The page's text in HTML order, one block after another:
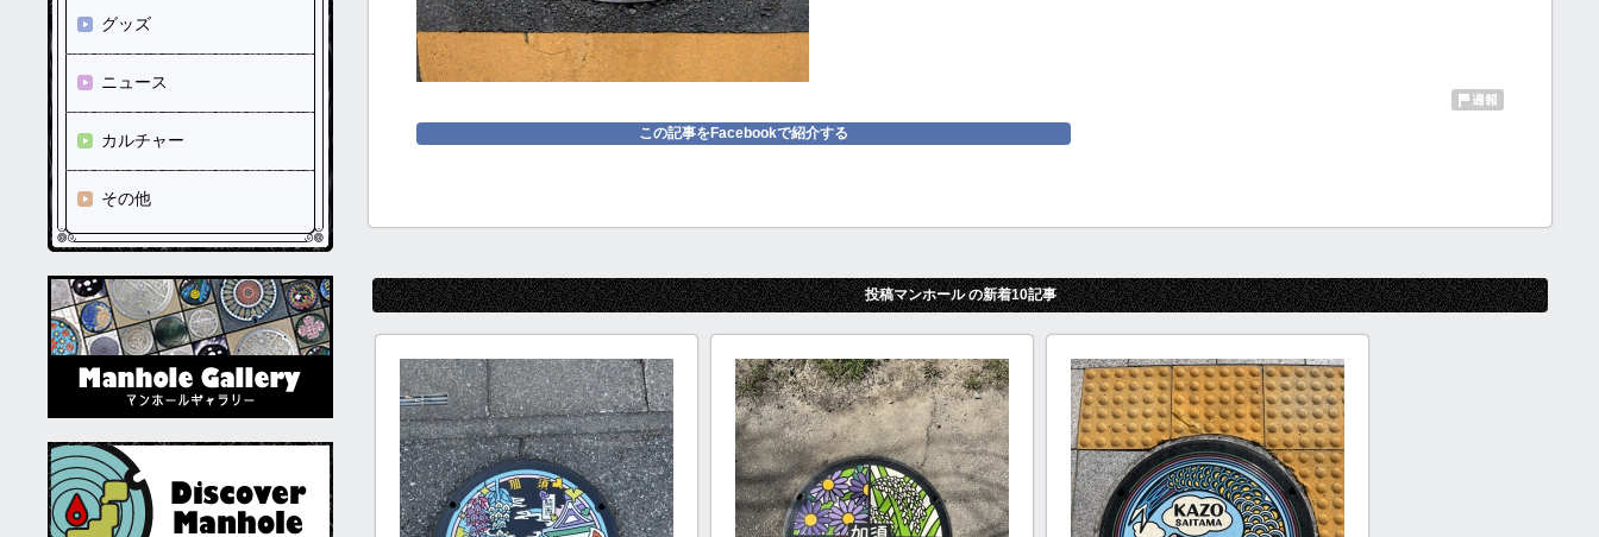
グッズ
ニュース
カルチャー
その他
この記事をFacebookで紹介する
投稿マンホール の新着10記事